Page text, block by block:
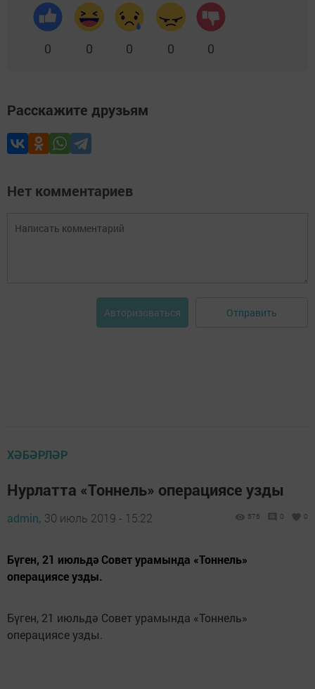
0 0 0 0 0
Расскажите друзьям
Нет комментариев
Авторизоваться Отправить
ХӘБӘРЛӘР
Нурлатта «Тоннель» операциясе узды
admin, 30 июль 2019 - 15:22 576 0 0
Бүген, 21 июльдә Совет урамында «Тоннель»
операциясе узды.
Бүген, 21 июльдә Совет урамында «Тоннель»
операциясе узды.